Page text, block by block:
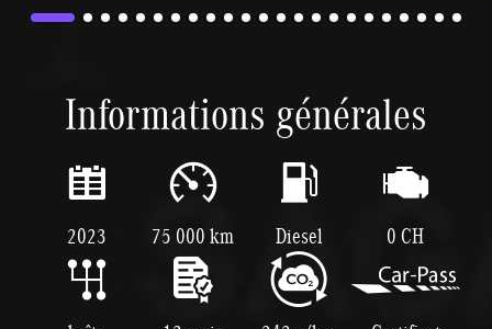
Informations générales
2023 75 000 km Diesel 0 CH